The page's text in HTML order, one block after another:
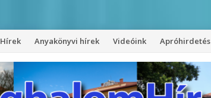
Hírek Anyakönyvi hírek Videóink Apróhirdetés